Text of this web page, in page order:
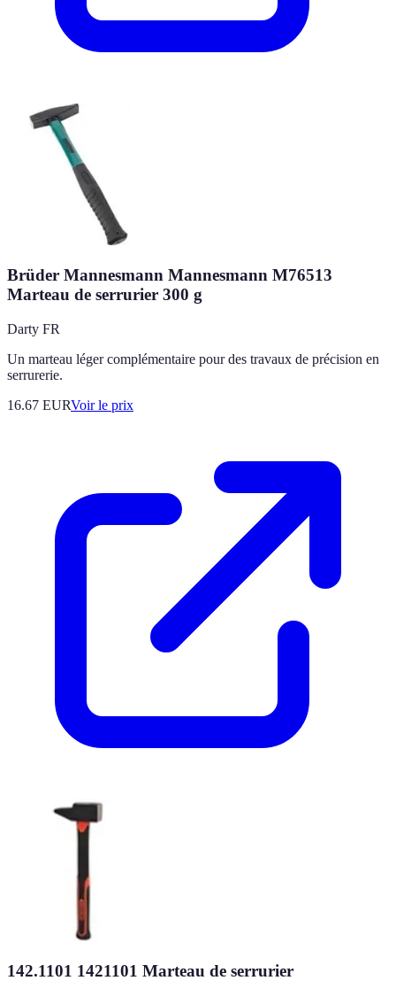
Brüder Mannesmann Mannesmann M76513
Marteau de serrurier 300 g
Darty FR
Un marteau léger complémentaire pour des travaux de précision en
serrurerie.
16.67 EURVoir le prix
142.1101 1421101 Marteau de serrurier